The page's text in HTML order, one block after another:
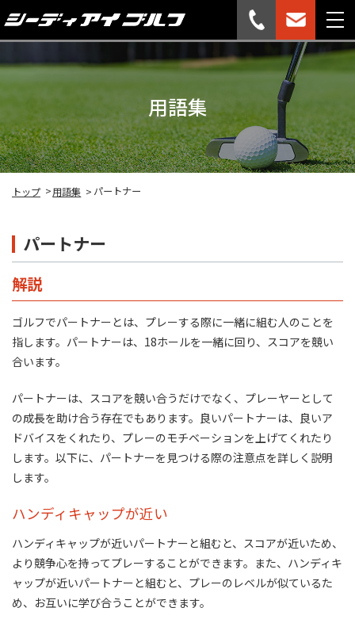
用語集
トップ 用語集 パートナー
パートナー
解説
ゴルフでパートナーとは、プレーする際に一緒に組む人のことを
指します。パートナーは、18ホールを一緒に回り、スコアを競い
合います。
パートナーは、スコアを競い合うだけでなく、プレーヤーとして
の成長を助け合う存在でもあります。良いパートナーは、良いア
ドバイスをくれたり、プレーのモチベーションを上げてくれたり
します。以下に、パートナーを見つける際の注意点を詳しく説明
します。
ハンディキャップが近い
ハンディキャップが近いパートナーと組むと、スコアが近いため、
より競争心を持ってプレーすることができます。また、ハンディキ
ャップが近いパートナーと組むと、プレーのレベルが似ているた
め、お互いに学び合うことができます。